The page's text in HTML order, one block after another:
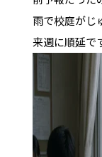
雨で校庭がじ
来週に順延で